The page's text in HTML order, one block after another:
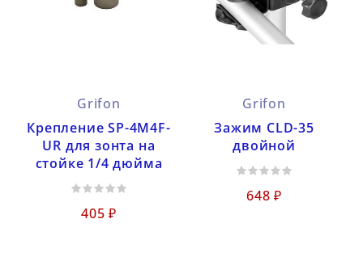
Grifon
Крепление SP-4M4F-
UR для зонта на
стойке 1/4 дюйма
405 ₽
Grifon
Зажим CLD-35
двойной
648 ₽